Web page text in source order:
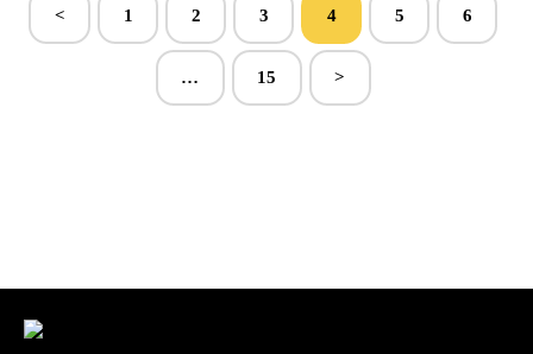
< 1 2 3 4 5 6
… 15 >